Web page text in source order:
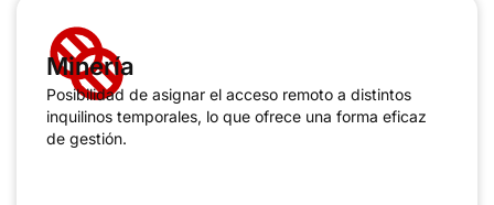
Minería
Posibilidad de asignar el acceso remoto a distintos
inquilinos temporales, lo que ofrece una forma eficaz
de gestión.